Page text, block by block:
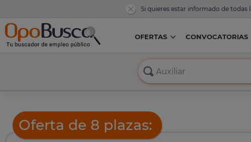
Si quieres estar informado de
OFERTAS CONVOCATORIAS
Oferta de 8 plazas: